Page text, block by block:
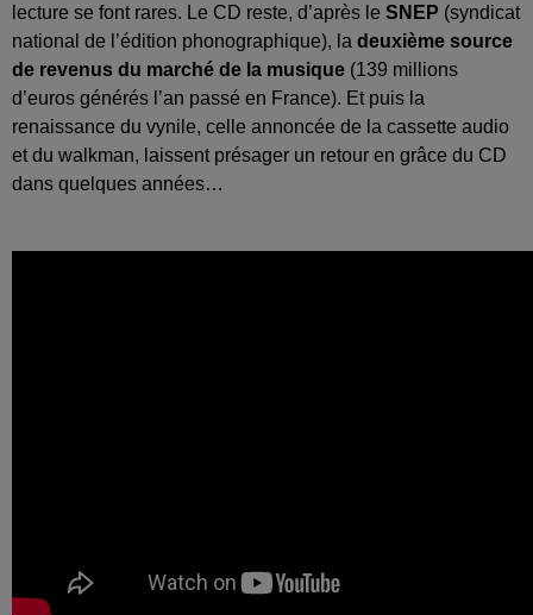
lecture se font rares. Le CD reste, d’après le SNEP (syndicat
national de l’édition phonographique), la deuxième source
de revenus du marché de la musique (139 millions
d’euros générés l’an passé en France). Et puis la
renaissance du vynile, celle annoncée de la cassette audio
et du walkman, laissent présager un retour en grâce du CD
dans quelques années…